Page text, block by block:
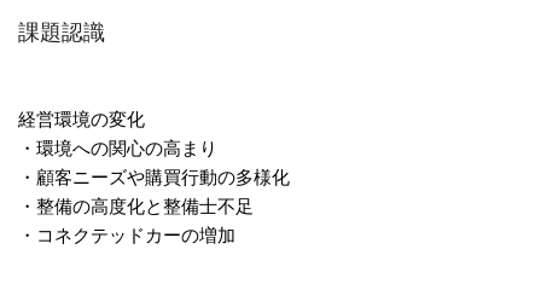
課題認識
経営環境の変化
・環境への関心の高まり
・顧客ニーズや購買行動の多様化
・整備の高度化と整備士不足
・コネクテッドカーの増加